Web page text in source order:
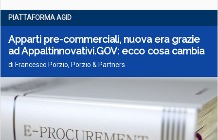
PIATTAFORMA AGID
Apparti pre-commerciali, nuova era grazie
ad Appaltinnovativi.GOV: ecco cosa cambia
di Francesco Porzio, Porzio & Partners